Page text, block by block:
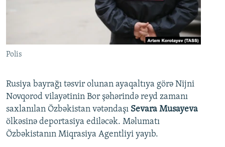
Polis
Rusiya bayrağı təsvir olunan ayaqaltıya görə Nijni
Novqorod vilayətinin Bor şəhərində reyd zamanı
saxlanılan Özbəkistan vətəndaşı Sevara Musayeva
ölkəsinə deportasiya ediləcək. Məlumatı
Özbəkistanın Miqrasiya Agentliyi yayıb.